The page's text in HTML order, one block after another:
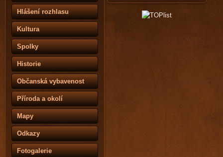
Hlášení rozhlasu
Kultura
Spolky
Historie
Občanská vybavenost
Příroda a okolí
Mapy
Odkazy
Fotogalerie